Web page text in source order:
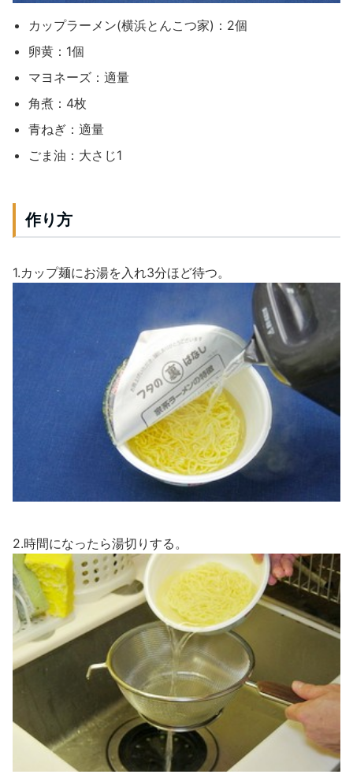
カップラーメン(横浜とんこつ家)：2個
卵黄：1個
マヨネーズ：適量
角煮：4枚
青ねぎ：適量
ごま油：大さじ1
作り方
1.カップ麺にお湯を入れ3分ほど待つ。
2.時間になったら湯切りする。